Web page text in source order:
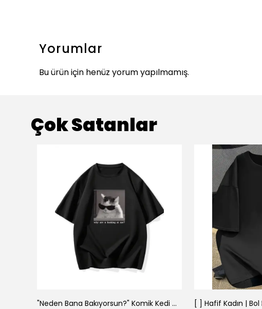
Yorumlar
Bu ürün için henüz yorum yapılmamış.
Çok Satanlar
"Neden Bana Bakıyorsun?" Komik Kedi Grafik Tişört - Dijital Baskılı Siyah Bol - Siyah